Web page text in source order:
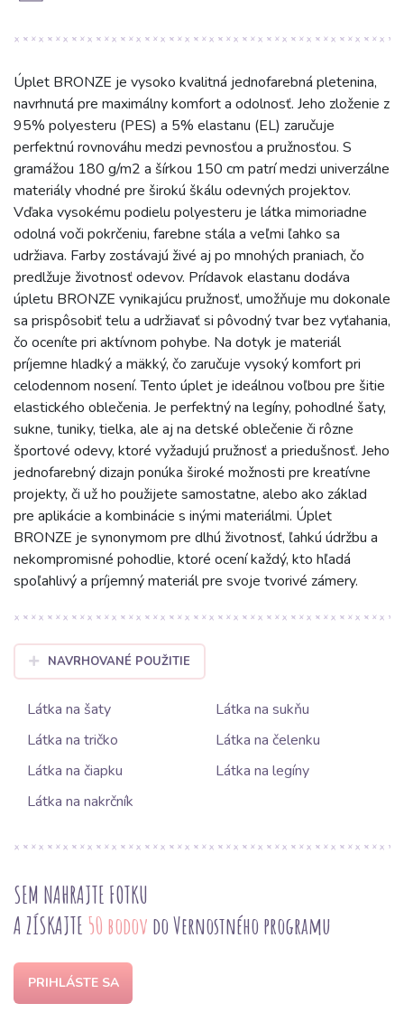
Úplet BRONZE je vysoko kvalitná jednofarebná pletenina,
navrhnutá pre maximálny komfort a odolnosť. Jeho zloženie z
95% polyesteru (PES) a 5% elastanu (EL) zaručuje
perfektnú rovnováhu medzi pevnosťou a pružnosťou. S
gramážou 180 g/m2 a šírkou 150 cm patrí medzi univerzálne
materiály vhodné pre širokú škálu odevných projektov.
Vďaka vysokému podielu polyesteru je látka mimoriadne
odolná voči pokrčeniu, farebne stála a veľmi ľahko sa
udržiava. Farby zostávajú živé aj po mnohých praniach, čo
predlžuje životnosť odevov. Prídavok elastanu dodáva
úpletu BRONZE vynikajúcu pružnosť, umožňuje mu dokonale
sa prispôsobiť telu a udržiavať si pôvodný tvar bez vyťahania,
čo oceníte pri aktívnom pohybe. Na dotyk je materiál
príjemne hladký a mäkký, čo zaručuje vysoký komfort pri
celodennom nosení. Tento úplet je ideálnou voľbou pre šitie
elastického oblečenia. Je perfektný na legíny, pohodlné šaty,
sukne, tuniky, tielka, ale aj na detské oblečenie či rôzne
športové odevy, ktoré vyžadujú pružnosť a priedušnosť. Jeho
jednofarebný dizajn ponúka široké možnosti pre kreatívne
projekty, či už ho použijete samostatne, alebo ako základ
pre aplikácie a kombinácie s inými materiálmi. Úplet
BRONZE je synonymom pre dlhú životnosť, ľahkú údržbu a
nekompromisné pohodlie, ktoré ocení každý, kto hľadá
spoľahlivý a príjemný materiál pre svoje tvorivé zámery.
NAVRHOVANÉ POUŽITIE
Látka na šaty
Látka na sukňu
Látka na tričko
Látka na čelenku
Látka na čiapku
Látka na legíny
Látka na nakrčník
SEM NAHRAJTE FOTKU
A ZÍSKAJTE 50 bodov do Vernostného programu
PRIHLÁSTE SA